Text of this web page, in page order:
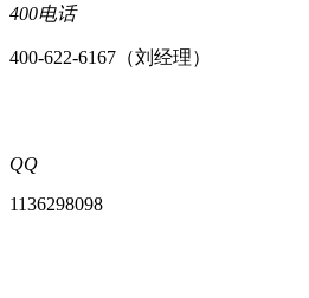
400电话
400-622-6167（刘经理）
QQ
1136298098